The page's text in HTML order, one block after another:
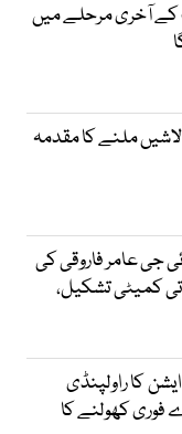
کے آخری مرحلے میں
ملنے کا مقدمہ
جی عامر فاروقی کی
کمیٹی تشکیل،
کا راولپنڈی
فوری کھولنے کا